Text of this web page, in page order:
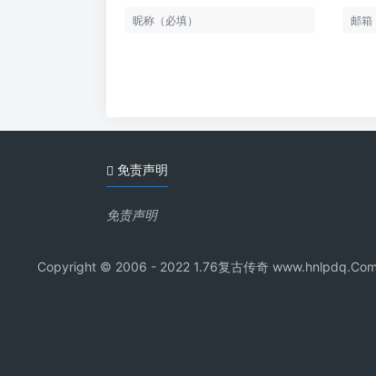
免责声明
免责声明
Copyright © 2006 - 2022 1.76复古传奇 www.hnlpdq.Com